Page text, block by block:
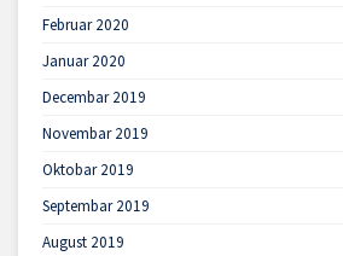
Februar 2020
Januar 2020
Decembar 2019
Novembar 2019
Oktobar 2019
Septembar 2019
August 2019